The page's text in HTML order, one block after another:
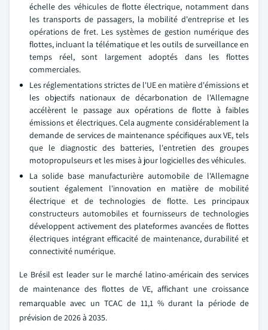
échelle des véhicules de flotte électrique, notamment dans
les transports de passagers, la mobilité d'entreprise et les
opérations de fret. Les systèmes de gestion numérique des
flottes, incluant la télématique et les outils de surveillance en
temps réel, sont largement adoptés dans les flottes
commerciales.
Les réglementations strictes de l'UE en matière d'émissions et
les objectifs nationaux de décarbonation de l'Allemagne
accélèrent le passage aux opérations de flotte à faibles
émissions et électriques. Cela augmente considérablement la
demande de services de maintenance spécifiques aux VE, tels
que le diagnostic des batteries, l'entretien des groupes
motopropulseurs et les mises à jour logicielles des véhicules.
La solide base manufacturière automobile de l'Allemagne
soutient également l'innovation en matière de mobilité
électrique et de technologies de flotte. Les principaux
constructeurs automobiles et fournisseurs de technologies
développent activement des plateformes avancées de flottes
électriques intégrant efficacité de maintenance, durabilité et
connectivité numérique.
Le Brésil est leader sur le marché latino-américain des services
de maintenance des flottes de VE, affichant une croissance
remarquable avec un TCAC de 11,1 % durant la période de
prévision de 2026 à 2035.